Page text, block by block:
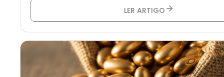
LER ARTIGO